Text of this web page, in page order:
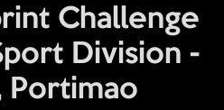
Challenge
Division -
Portimao